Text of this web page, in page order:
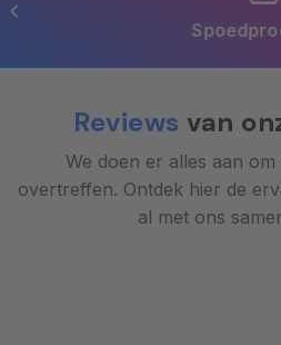
Reviews van
We doen er alles aan
overtreffen. Ontdek hier de
al met ons